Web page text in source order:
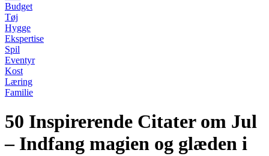
Budget
Tøj
Hygge
Ekspertise
Spil
Eventyr
Kost
Læring
Familie
50 Inspirerende Citater om Jul
– Indfang magien og glæden i